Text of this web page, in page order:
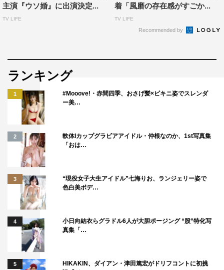
バラエティ番組などマルチに活躍し、飛ぶ鳥を落とす勢い
の菊池が、ラブコメの主演としてどんな新しい一面を見せ
るのか注目だ。なお、Sexy Zoneは本作の主題歌も担当す
長濱ねる演じるヒロインの千堂八重は、匠の幼なじみでカ
フェ店員として働き、都内で友人とルームシェアをしてい
る平凡な派遣女子。ある日、働いているカフェを辞めるこ
とになり、ルームシェアしていた友人が突然結婚して家賃
が払えなくなり、付き合っていた彼氏とも別れるというど
ん底に陥る。そんな途方に暮れる八重の前に匠が現
れ、“うその妻”を演じるように提案される。
長濱は同時間帯で放送していた『セブンルール』（カンテ
レ）でレギュラーMCを務めていたほか、連続テレビ小説
『舞いあがれ！』（NHK）では、自身の出身地である長
崎県五島列島で育つ女性を演じるなどマルチに活動。今回
が連続ドラマのヒロイン初挑戦で、菊池とのドラマ共演も
初となる。
菊池、長濱、原作者・時名きうい、岡光プロデューサーの
主演『ウソ婚』に出演決定...
TV LIFE
着「風磨の存在感がすごか...
TV LIFE
Recommended by
ランキング
1
#Mooove!・赤間四季、おさげ髪×ビキニ姿でスレンダ
ー美…
2
軟体Iカップグラビアアイドル・仲根なのか、1st写真集
「おは…
3
“現役女子大生アイドル”七海りお、ランジェリー姿で
色白美ボデ…
4
小日向結衣らグラドル6人が大胆ポージング “股”特化写
真集「…
5
HIKAKIN、ダイアン・津田篤宏がドリフコントに初挑